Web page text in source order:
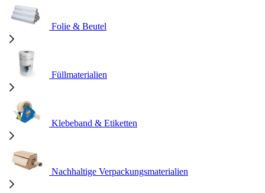
Folie & Beutel
Füllmaterialien
Klebeband & Etiketten
Nachhaltige Verpackungsmaterialien